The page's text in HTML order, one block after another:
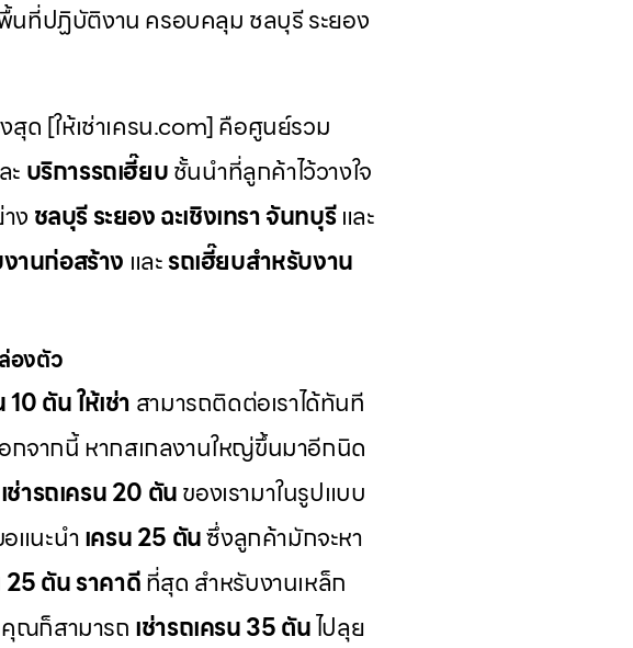
พื้นที่ปฏิบัติงาน ครอบคลุม ชลบุรี ระยอง
ด [ให้เช่าเครน.com] คือศูนย์รวม
ะ บริการรถเฮี๊ยบชั้นนำที่ลูกค้าไว้วางใจ
งชลบุรี ระยอง ฉะเชิงเทรา จันทบุรีและ
านก่อสร้าง และรถเฮี๊ยบสำหรับงาน
องตัว
10 ตัน ให้เช่า สามารถติดต่อเราได้ทันที
จากนี้ หากสเกลงานใหญ่ขึ้นมาอีกนิด
เช่ารถเครน 20 ตันของเรามาในรูปแบบ
แนะนำเครน 25 ตันซึ่งลูกค้ามักจะหา
25 ตัน ราคาดีที่สุด สำหรับงานเหล็ก
คุณก็สามารถ เช่ารถเครน 35 ตันไปลุย